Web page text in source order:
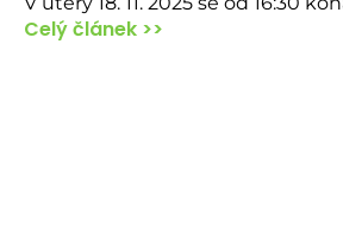
Celý článek >>